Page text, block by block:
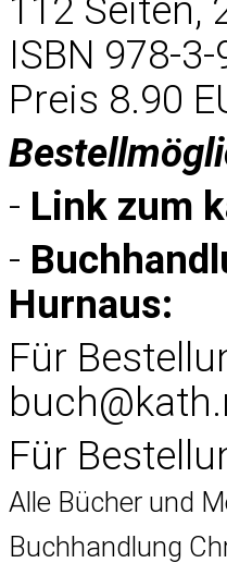
112 Seiten,
ISBN 978-
Preis 8.90
- Link zum
-
Hurnaus:
Für
Für
Alle Bücher und
Buchhandlung